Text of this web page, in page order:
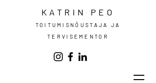
KATRIN PEO
TOITUMISNÕUSTAJA JA
TERVISEMENTOR